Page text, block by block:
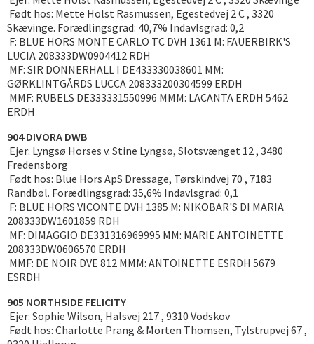
Født hos: Mette Holst Rasmussen, Egestedvej 2 C , 3320
Skævinge. Forædlingsgrad: 40,7% Indavlsgrad: 0,2
F: BLUE HORS MONTE CARLO TC DVH 1361 M: FAUERBIRK'S
LUCIA 208333DW0904412 RDH
MF: SIR DONNERHALL I DE433330038601 MM:
GØRKLINTGÅRDS LUCCA 208333200304599 ERDH
MMF: RUBELS DE333331550996 MMM: LACANTA ERDH 5462
ERDH
904 DIVORA DWB
Ejer: Lyngsø Horses v. Stine Lyngsø, Slotsvænget 12 , 3480
Fredensborg
Født hos: Blue Hors ApS Dressage, Tørskindvej 70 , 7183
Randbøl. Forædlingsgrad: 35,6% Indavlsgrad: 0,1
F: BLUE HORS VICONTE DVH 1385 M: NIKOBAR'S DI MARIA
208333DW1601859 RDH
MF: DIMAGGIO DE331316969995 MM: MARIE ANTOINETTE
208333DW0606570 ERDH
MMF: DE NOIR DVE 812 MMM: ANTOINETTE ESRDH 5679
ESRDH
905 NORTHSIDE FELICITY
Ejer: Sophie Wilson, Halsvej 217 , 9310 Vodskov
Født hos: Charlotte Prang & Morten Thomsen, Tylstrupvej 67 ,